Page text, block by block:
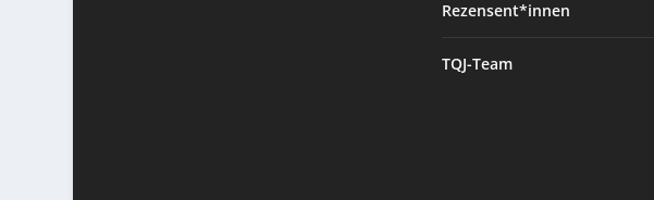
Rezensent*innen
TQJ-Team